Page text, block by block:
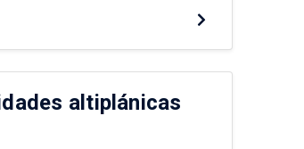
altiplánicas